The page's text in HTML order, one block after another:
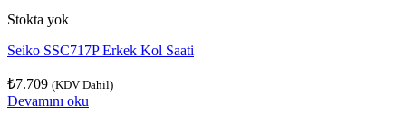
Stokta yok
Seiko SSC717P Erkek Kol Saati
₺7.709 (KDV Dahil)
Devamını oku